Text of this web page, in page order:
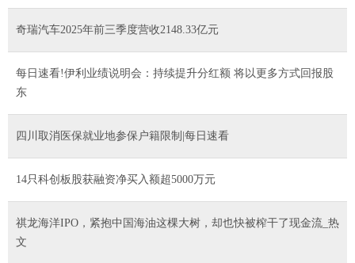
奇瑞汽车2025年前三季度营收2148.33亿元
每日速看!伊利业绩说明会：持续提升分红额 将以更多方式回报股
东
四川取消医保就业地参保户籍限制|每日速看
14只科创板股获融资净买入额超5000万元
祺龙海洋IPO，紧抱中国海油这棵大树，却也快被榨干了现金流_热
文